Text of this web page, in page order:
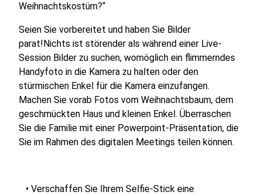
Weihnachtskostüm?“
Seien Sie vorbereitet und haben Sie Bilder
parat!Nichts ist störender als während einer Live-
Session Bilder zu suchen, womöglich ein flimmerndes
Handyfoto in die Kamera zu halten oder den
stürmischen Enkel für die Kamera einzufangen.
Machen Sie vorab Fotos vom Weihnachtsbaum, dem
geschmückten Haus und kleinen Enkel. Überraschen
Sie die Familie mit einer Powerpoint-Präsentation, die
Sie im Rahmen des digitalen Meetings teilen können.
• Verschaffen Sie Ihrem Selfie-Stick eine